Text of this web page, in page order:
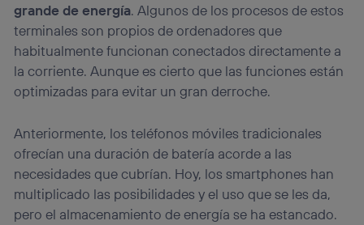
grande de energía. Algunos de los procesos de estos
terminales son propios de ordenadores que
habitualmente funcionan conectados directamente a
la corriente. Aunque es cierto que las funciones están
optimizadas para evitar un gran derroche.
Anteriormente, los teléfonos móviles tradicionales
ofrecían una duración de batería acorde a las
necesidades que cubrían. Hoy, los smartphones han
multiplicado las posibilidades y el uso que se les da,
pero el almacenamiento de energía se ha estancado.